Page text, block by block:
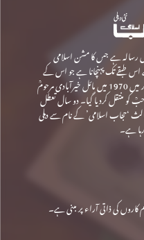
رسالہ ہے جس کا مشن اسلامی
اس طبقے تک پہنچانا ہے جو اس کے
نصف کی نمائندہ ہے۔ حجاب کی داغ بیل رام پور میں 1970 میں مائل خیرآبادی مرحومؒ
ابن فرید صاحبؒ کو منتقل کردیا گیا۔ دو سال تعطل
سے اس کا نقشِ ثالث ‘حجاب اسلامی’ کے نام سے دہلی
ہے۔
کی ذاتی آراء پر مبنی ہے۔